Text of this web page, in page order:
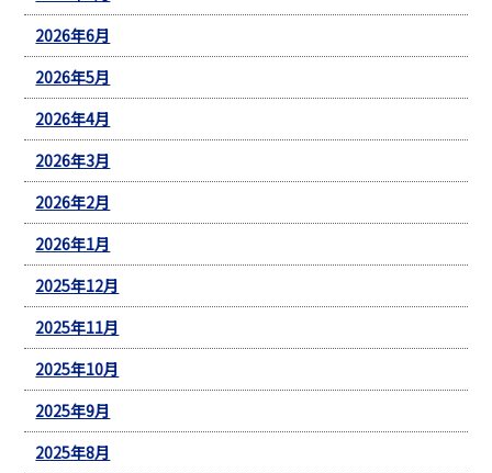
2026年6月
2026年5月
2026年4月
2026年3月
2026年2月
2026年1月
2025年12月
2025年11月
2025年10月
2025年9月
2025年8月